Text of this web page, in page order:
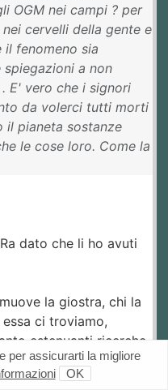
OGM nei campi ? per
cervelli della gente e
il fenomeno sia
spiegazioni a non
E' vero che i signori
da volerci tutti morti
il pianeta sostanze
le cose loro. Come la
dato che li ho avuti
la giostra, chi la
ci troviamo,
estenuanti ricerche
più che puoi una
da quelli più evidenti
per assicurarti la migliore
OK